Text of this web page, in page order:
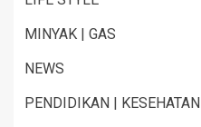
MINYAK | GAS
NEWS
PENDIDIKAN | KESEHATAN